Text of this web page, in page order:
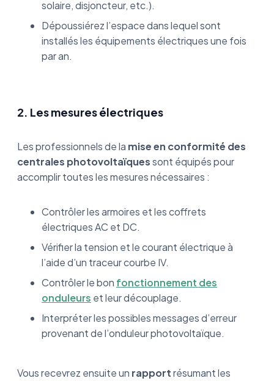
solaire, disjoncteur, etc.).
Dépoussiérez l’espace dans lequel sont
installés les équipements électriques une fois
par an.
2. Les mesures électriques
Les professionnels de la mise en conformité des
centrales photovoltaïquessont équipés pour
accomplir toutes les mesures nécessaires :
Contrôler les armoires et les coffrets
électriques AC et DC.
Vérifier la tension et le courant électrique à
l’aide d’un traceur courbe IV.
Contrôler le bon fonctionnement des
onduleurs et leur découplage.
Interpréter les possibles messages d’erreur
provenant de l’onduleur photovoltaïque.
Vous recevrez ensuite un rapportrésumant les